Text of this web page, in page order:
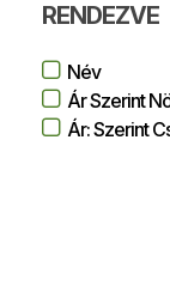
RENDEZVE
Név
Ár Szerint
Ár: Szerint